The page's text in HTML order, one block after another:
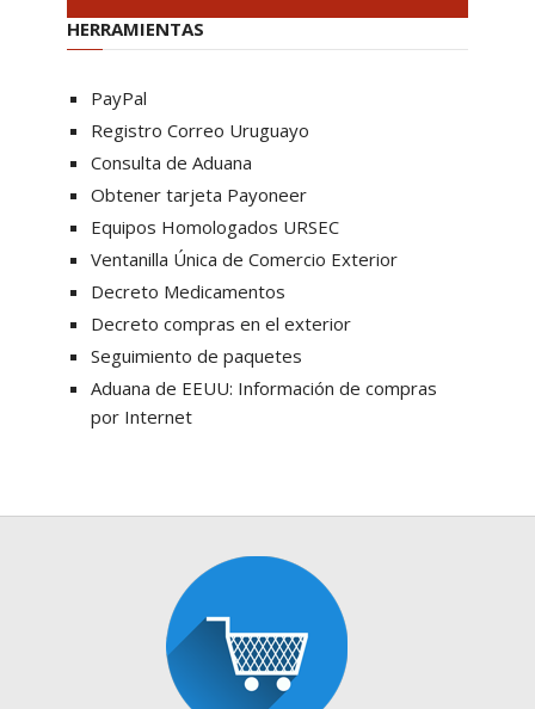
HERRAMIENTAS
PayPal
Registro Correo Uruguayo
Consulta de Aduana
Obtener tarjeta Payoneer
Equipos Homologados URSEC
Ventanilla Única de Comercio Exterior
Decreto Medicamentos
Decreto compras en el exterior
Seguimiento de paquetes
Aduana de EEUU: Información de compras
por Internet